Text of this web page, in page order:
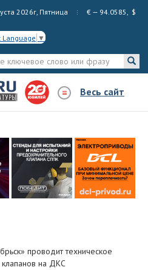
2026г, Пятница € — 94.0585, $
Language ▼
Весь сайт
проводит техническое
на ДКС